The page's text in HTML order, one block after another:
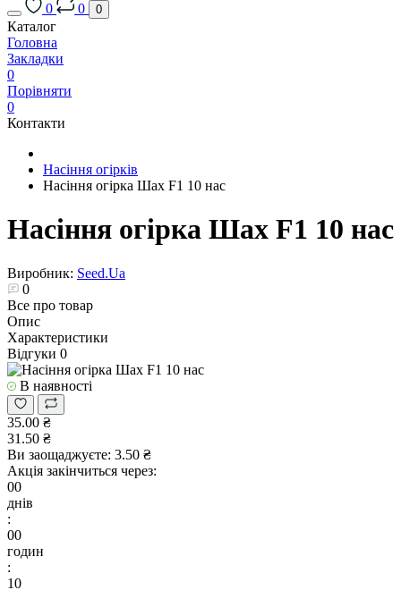
0
0 0
Каталог
Головна
Закладки
0
Порівняти
0
Контакти
Насіння огірків
Насіння огірка Шах F1 10 нас
Насіння огірка Шах F1 10 нас
Виробник: Seed.Ua
0
Все про товар
Опис
Характеристики
Відгуки 0
В наявності
35.00 ₴
31.50 ₴
Ви заощаджуєте: 3.50 ₴
Акція закінчиться через:
00
днів
:
00
годин
:
10